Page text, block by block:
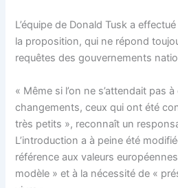
L’équipe de Donald Tusk a
la proposition, qui ne répond
requêtes des gouvernements
« Même si l’on ne s’attendait pas
changements, ceux qui ont été
très petits », reconnaît un
L’introduction a à peine été
référence aux valeurs
modèle » et à la nécessité de «